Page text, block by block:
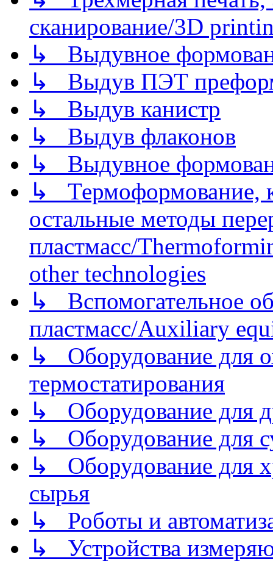
сканирование/3D
↳ Выдувное
↳ Выдув ПЭТ
↳ Выдув канистр
↳ Выдув флаконов
↳ Выдувное
↳ Термоформование,
остальные методы
пластмасс/
other technologies
↳ Вспомогательное
пластмасс/Auxiliary
↳ Оборудование для
термостатирования
↳ Оборудование для
↳ Оборудование для
↳ Оборудование для
сырья
↳ Роботы и
↳ Устройства